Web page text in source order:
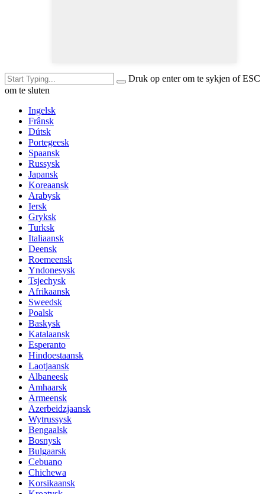
Druk op enter om te sykjen of ESC
om te sluten
Ingelsk
Frânsk
Dútsk
Portegeesk
Spaansk
Russysk
Japansk
Koreaansk
Arabysk
Iersk
Gryksk
Turksk
Italiaansk
Deensk
Roemeensk
Yndonesysk
Tsjechysk
Afrikaansk
Sweedsk
Poalsk
Baskysk
Katalaansk
Esperanto
Hindoestaansk
Laotjaansk
Albaneesk
Amhaarsk
Armeensk
Azerbeidzjaansk
Wytrussysk
Bengaalsk
Bosnysk
Bulgaarsk
Cebuano
Chichewa
Korsikaansk